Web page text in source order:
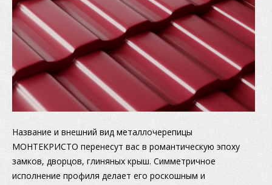
Название и внешний вид металлочерепицы
МОНТЕКРИСТО перенесут вас в романтическую эпоху
замков, дворцов, глиняных крыш. Симметричное
исполнение профиля делает его роскошным и